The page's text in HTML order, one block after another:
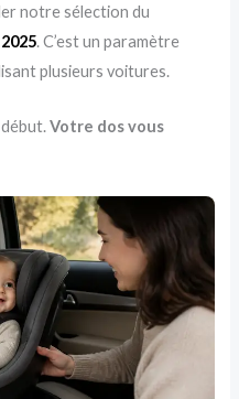
notre sélection du
. C’est un paramètre
plusieurs voitures.
début.Votre dos vous